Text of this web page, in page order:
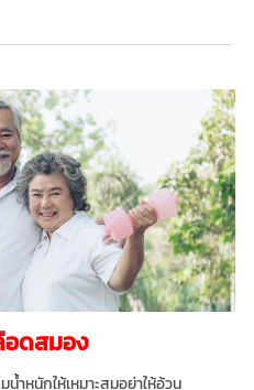
อดสมอง
น้ำหนักให้เหมาะสมอย่าให้อ้วน